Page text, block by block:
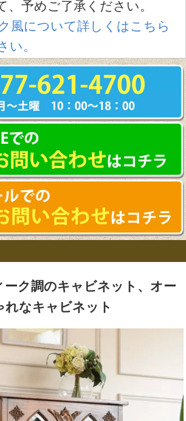
、予めご了承ください。
風について詳しくはこちら
。
ク調のキャビネット、オー
れなキャビネット